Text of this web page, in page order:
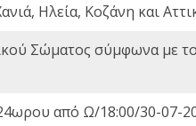
Ηλεία, Κοζάνη και
Σώματος σύμφωνα με
από Ω/18:00/30-07-